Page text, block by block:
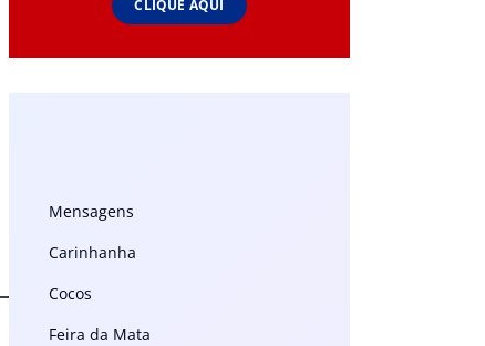
CLIQUE AQUI
Mensagens
Carinhanha
Cocos
Feira da Mata